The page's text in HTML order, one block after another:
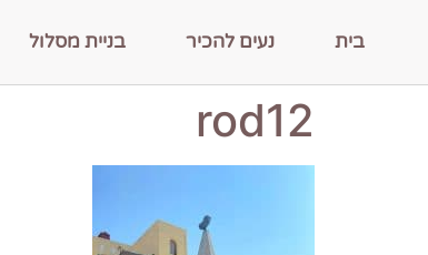
בית נעים להכיר בניית מסלול
rod12